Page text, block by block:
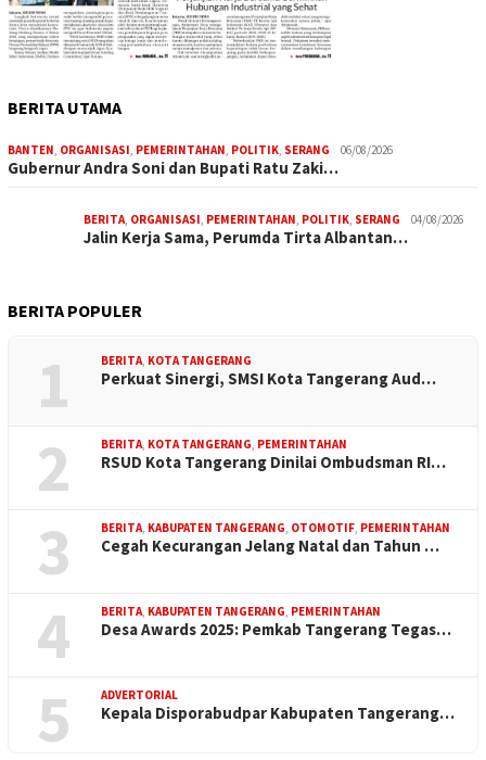
BERITA UTAMA
BANTEN, ORGANISASI, PEMERINTAHAN, POLITIK, SERANG 06/08/2026
Gubernur Andra Soni dan Bupati Ratu Zaki…
BERITA, ORGANISASI, PEMERINTAHAN, POLITIK, SERANG 04/08/2026
Jalin Kerja Sama, Perumda Tirta Albantan…
BERITA POPULER
1 BERITA, KOTA TANGERANG
Perkuat Sinergi, SMSI Kota Tangerang Aud…
2 BERITA, KOTA TANGERANG, PEMERINTAHAN
RSUD Kota Tangerang Dinilai Ombudsman RI…
3 BERITA, KABUPATEN TANGERANG, OTOMOTIF, PEMERINTAHAN
Cegah Kecurangan Jelang Natal dan Tahun …
4 BERITA, KABUPATEN TANGERANG, PEMERINTAHAN
Desa Awards 2025: Pemkab Tangerang Tegas…
5 ADVERTORIAL
Kepala Disporabudpar Kabupaten Tangerang…